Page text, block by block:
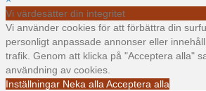
Vi värdesätter din integritet
Vi använder cookies för att förbättra din
personligt anpassade annonser eller
trafik. Genom att klicka på "Acceptera alla"
användning av cookies.
Inställningar Neka alla Acceptera alla